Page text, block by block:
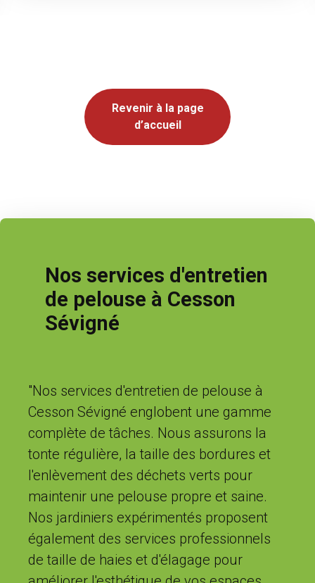
Revenir à la page
d’accueil
Nos services d'entretien
de pelouse à Cesson
Sévigné
"Nos services d'entretien de pelouse à
Cesson Sévigné englobent une gamme
complète de tâches. Nous assurons la
tonte régulière, la taille des bordures et
l'enlèvement des déchets verts pour
maintenir une pelouse propre et saine.
Nos jardiniers expérimentés proposent
également des services professionnels
de taille de haies et d'élagage pour